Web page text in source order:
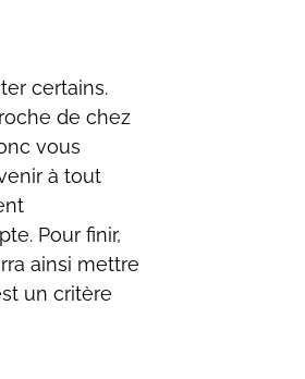
certains.
de chez
vous
à tout
Pour finir,
ainsi mettre
un critère